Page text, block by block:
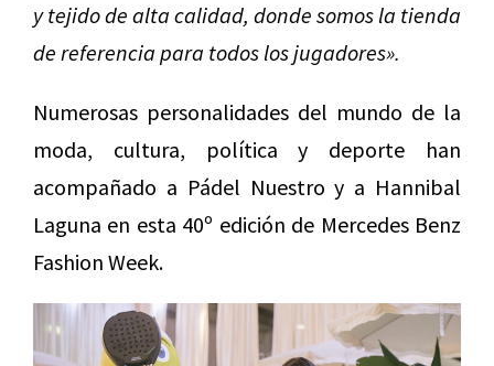
y tejido de alta calidad, donde somos la tienda
de referencia para todos los jugadores».
Numerosas personalidades del mundo de la
moda, cultura, política y deporte han
acompañado a Pádel Nuestro y a Hannibal
Laguna en esta 40º edición de Mercedes Benz
Fashion Week.